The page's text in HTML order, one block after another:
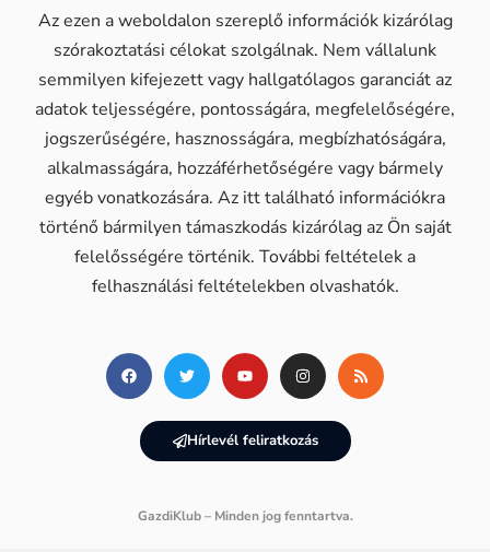
Az ezen a weboldalon szereplő információk kizárólag
szórakoztatási célokat szolgálnak. Nem vállalunk
semmilyen kifejezett vagy hallgatólagos garanciát az
adatok teljességére, pontosságára, megfelelőségére,
jogszerűségére, hasznosságára, megbízhatóságára,
alkalmasságára, hozzáférhetőségére vagy bármely
egyéb vonatkozására. Az itt található információkra
történő bármilyen támaszkodás kizárólag az Ön saját
felelősségére történik. További feltételek a
felhasználási feltételekben olvashatók.
Hírlevél feliratkozás
GazdiKlub – Minden jog fenntartva.